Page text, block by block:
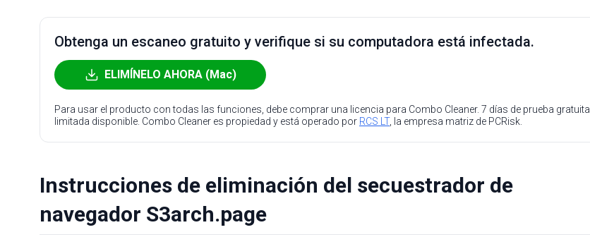
Obtenga un escaneo gratuito y verifique si su computadora está infectada.
ELIMÍNELO AHORA (Mac)
Para usar el producto con todas las funciones, debe comprar una licencia para Combo Cleaner. 7 días de prueba gratuita
limitada disponible. Combo Cleaner es propiedad y está operado por RCS LT, la empresa matriz de PCRisk.
Instrucciones de eliminación del secuestrador de
navegador S3arch.page